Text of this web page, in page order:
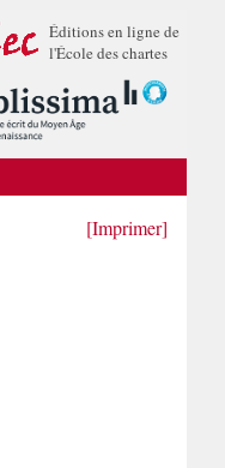
Éditions en ligne de
l'École des chartes
[Imprimer]